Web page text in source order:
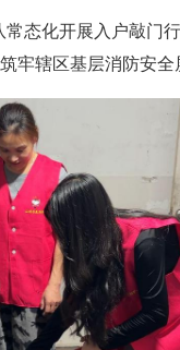
态化开展入户敲门
牢辖区基层消防安全